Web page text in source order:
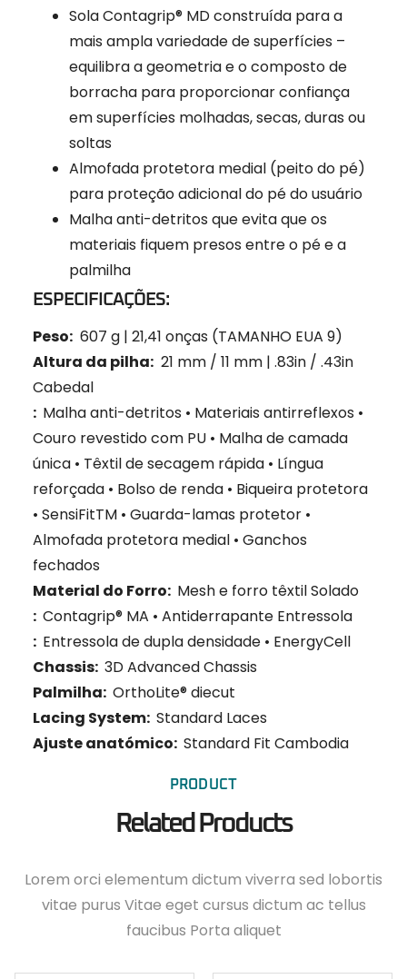
Sola Contagrip® MD construída para a
mais ampla variedade de superfícies –
equilibra a geometria e o composto de
borracha para proporcionar confiança
em superfícies molhadas, secas, duras ou
soltas
Almofada protetora medial (peito do pé)
para proteção adicional do pé do usuário
Malha anti-detritos que evita que os
materiais fiquem presos entre o pé e a
palmilha
ESPECIFICAÇÕES:
Peso: 607 g | 21,41 onças (TAMANHO EUA 9)
Altura da pilha: 21 mm / 11 mm | .83in / .43in
Cabedal
: Malha anti-detritos • Materiais antirreflexos •
Couro revestido com PU • Malha de camada
única • Têxtil de secagem rápida • Língua
reforçada • Bolso de renda • Biqueira protetora
• SensiFitTM • Guarda-lamas protetor •
Almofada protetora medial • Ganchos
fechados
Material do Forro: Mesh e forro têxtil Solado
: Contagrip® MA • Antiderrapante Entressola
: Entressola de dupla densidade • EnergyCell
Chassis: 3D Advanced Chassis
Palmilha: OrthoLite® diecut
Lacing System: Standard Laces
Ajuste anatómico: Standard Fit Cambodia
PRODUCT
Related Products
Lorem orci elementum dictum viverra sed lobortis
vitae purus Vitae eget cursus dictum ac tellus
faucibus Porta aliquet